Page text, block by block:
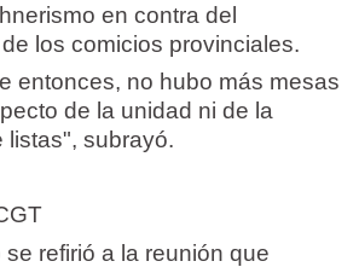
en contra del
los comicios provinciales.
entonces, no hubo más mesas
de la unidad ni de la
listas", subrayó.
refirió a la reunión que